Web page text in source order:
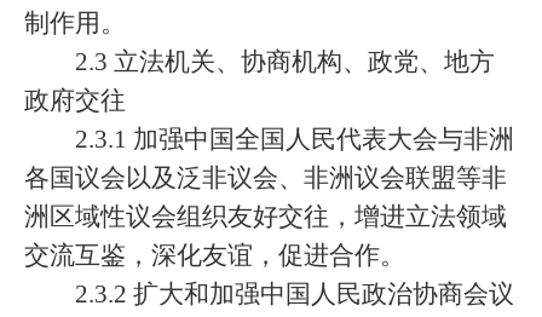
制作用。
2.3 立法机关、协商机构、政党、地方
政府交往
2.3.1 加强中国全国人民代表大会与非洲
各国议会以及泛非议会、非洲议会联盟等非
洲区域性议会组织友好交往，增进立法领域
交流互鉴，深化友谊，促进合作。
2.3.2 扩大和加强中国人民政治协商会议